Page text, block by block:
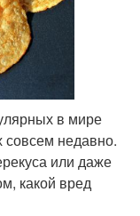
в мире
совсем недавно.
или даже
какой вред